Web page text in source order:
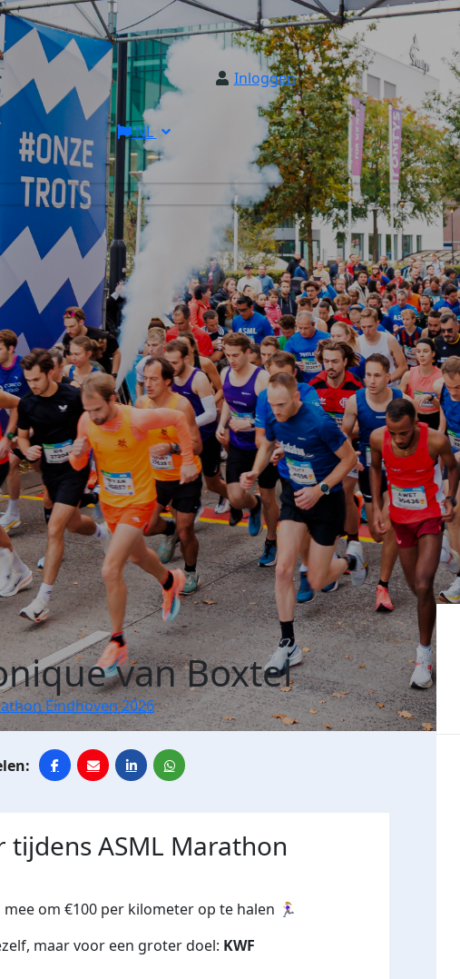
Inloggen
NL
van Boxtel
Eindhoven 2026
ASML Marathon
om €100 per kilometer op te halen 🏃🏼‍♀️
maar voor een groter doel: KWF